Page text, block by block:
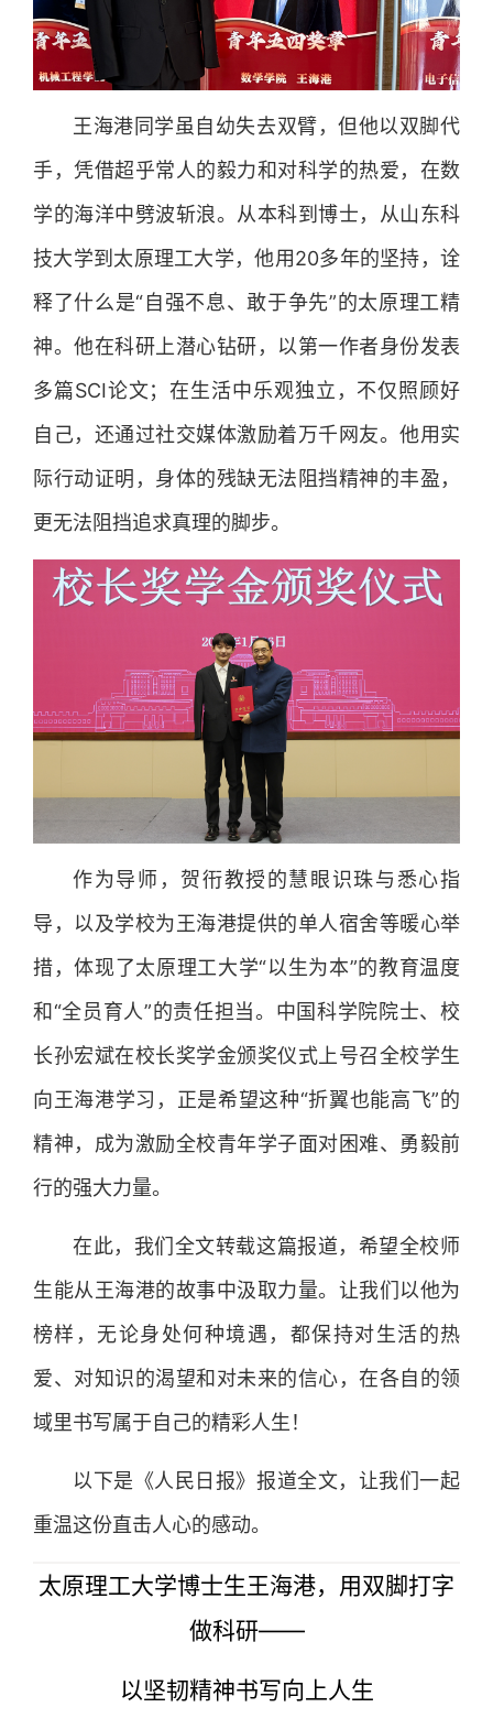
王海港同学虽自幼失去双臂，但他以双脚代
手，凭借超乎常人的毅力和对科学的热爱，在数
学的海洋中劈波斩浪。从本科到博士，从山东科
技大学到太原理工大学，他用20多年的坚持，诠
释了什么是“自强不息、敢于争先”的太原理工精
神。他在科研上潜心钻研，以第一作者身份发表
多篇SCI论文；在生活中乐观独立，不仅照顾好
自己，还通过社交媒体激励着万千网友。他用实
际行动证明，身体的残缺无法阻挡精神的丰盈，
更无法阻挡追求真理的脚步。
作为导师，贺衎教授的慧眼识珠与悉心指
导，以及学校为王海港提供的单人宿舍等暖心举
措，体现了太原理工大学“以生为本”的教育温度
和“全员育人”的责任担当。中国科学院院士、校
长孙宏斌在校长奖学金颁奖仪式上号召全校学生
向王海港学习，正是希望这种“折翼也能高飞”的
精神，成为激励全校青年学子面对困难、勇毅前
行的强大力量。
在此，我们全文转载这篇报道，希望全校师
生能从王海港的故事中汲取力量。让我们以他为
榜样，无论身处何种境遇，都保持对生活的热
爱、对知识的渴望和对未来的信心，在各自的领
域里书写属于自己的精彩人生！
以下是《人民日报》报道全文，让我们一起
重温这份直击人心的感动。
太原理工大学博士生王海港，用双脚打字
做科研——
以坚韧精神书写向上人生